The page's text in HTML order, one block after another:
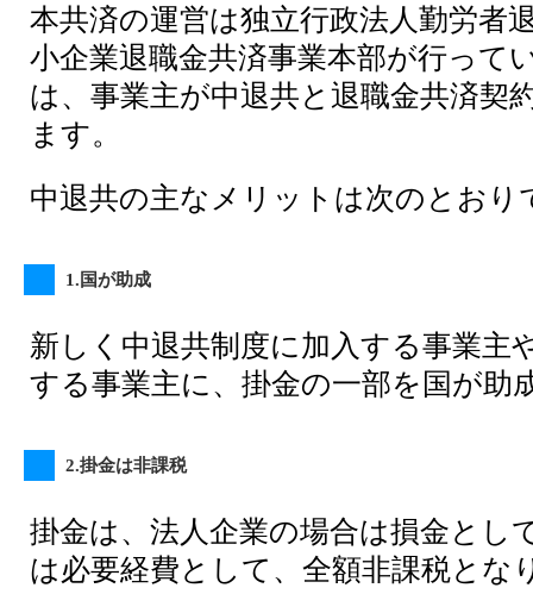
本共済の運営は独立行政法人勤労者
小企業退職金共済事業本部が行って
は、事業主が中退共と退職金共済契
ます。
中退共の主なメリットは次のとおり
1.国が助成
新しく中退共制度に加入する事業主
する事業主に、掛金の一部を国が助
2.掛金は非課税
掛金は、法人企業の場合は損金とし
は必要経費として、全額非課税とな